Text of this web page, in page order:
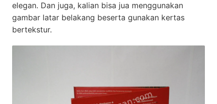
elegan. Dan juga, kalian bisa jua menggunakan
gambar latar belakang beserta gunakan kertas
bertekstur.